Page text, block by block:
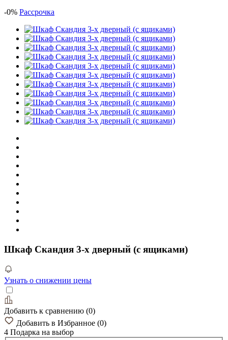
-0% Рассрочка
Шкаф Скандия 3-х дверный (с ящиками)
Узнать о снижении цены
Добавить к сравнению (0)
Добавить в Избранное (0)
4 Подарка на выбор